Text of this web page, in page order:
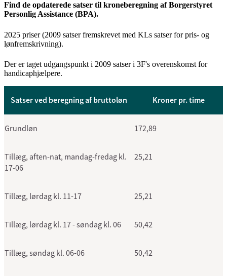
Find de opdaterede satser til kroneberegning af Borgerstyret
Personlig Assistance (BPA).
2025 priser (2009 satser fremskrevet med KLs satser for pris- og
lønfremskrivning).
Der er taget udgangspunkt i 2009 satser i 3F's overenskomst for
handicaphjælpere.
Satser ved beregning af bruttoløn Kroner pr. time
Grundløn 172,89
Tillæg, aften-nat, mandag-fredag kl.
17-06
25,21
Tillæg, lørdag kl. 11-17 25,21
Tillæg, lørdag kl. 17 - søndag kl. 06 50,42
Tillæg, søndag kl. 06-06 50,42